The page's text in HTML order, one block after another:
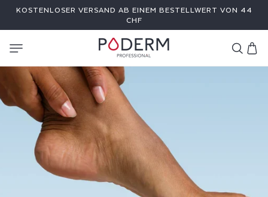
ZUMKOSTENLOSER VERSAND AB EINEM BESTELLWERT VON 44
CHF